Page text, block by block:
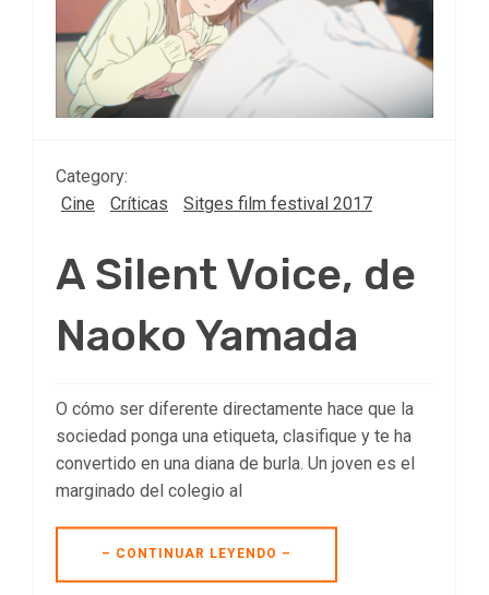
Category:
Cine
Críticas Sitges film festival 2017
A Silent Voice, de
Naoko Yamada
O cómo ser diferente directamente hace que la
sociedad ponga una etiqueta, clasifique y te ha
convertido en una diana de burla. Un joven es el
marginado del colegio al
– CONTINUAR LEYENDO –